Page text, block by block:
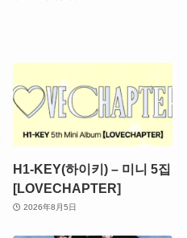
H1-KEY(하이키) – 미니 5집
[LOVECHAPTER]
2026年8月5日